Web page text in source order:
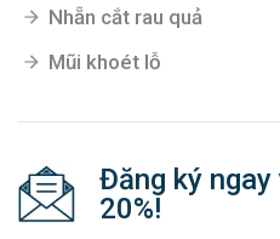
Nhẵn cắt rau quả
Mũi khoét lỗ
Đăng ký
20%!